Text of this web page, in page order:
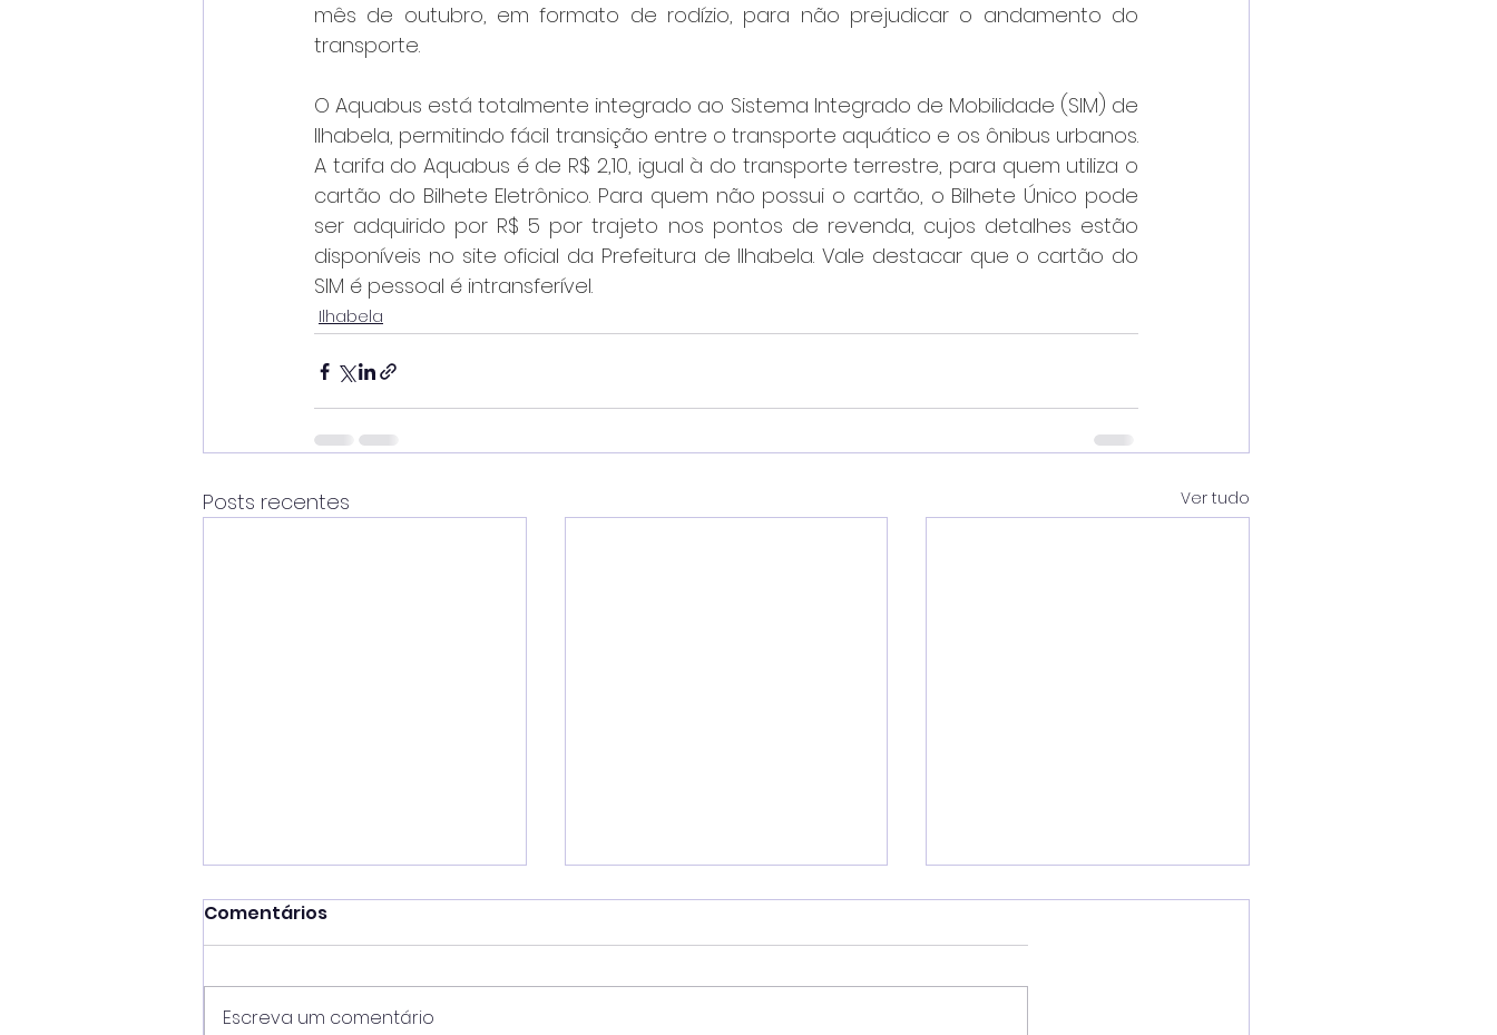
mês de outubro, em formato de rodízio, para não prejudicar o andamento do
transporte.
O Aquabus está totalmente integrado ao Sistema Integrado de Mobilidade (SIM) de
Ilhabela, permitindo fácil transição entre o transporte aquático e os ônibus urbanos.
A tarifa do Aquabus é de R$ 2,10, igual à do transporte terrestre, para quem utiliza o
cartão do Bilhete Eletrônico. Para quem não possui o cartão, o Bilhete Único pode
ser adquirido por R$ 5 por trajeto nos pontos de revenda, cujos detalhes estão
disponíveis no site oficial da Prefeitura de Ilhabela. Vale destacar que o cartão do
SIM é pessoal é intransferível.
Ilhabela
Posts recentes Ver tudo
Comentários
Escreva um comentário